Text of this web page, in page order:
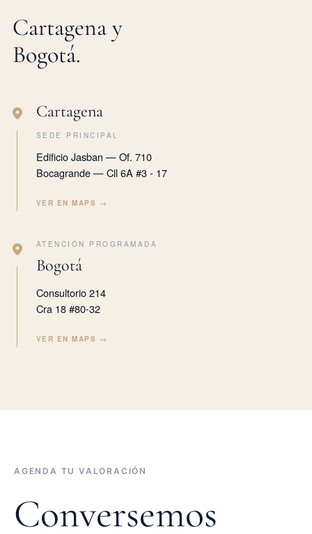
Cartagena y
Bogotá.
Cartagena
SEDE PRINCIPAL
Edificio Jasban — Of. 710
Bocagrande — Cll 6A #3 - 17
VER EN MAPS →
ATENCIÓN PROGRAMADA
Bogotá
Consultorio 214
Cra 18 #80-32
VER EN MAPS →
AGENDA TU VALORACIÓN
Conversemos